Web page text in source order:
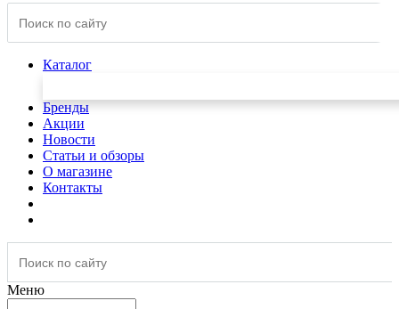
Каталог
Бренды
Акции
Новости
Статьи и обзоры
О магазине
Контакты
Меню